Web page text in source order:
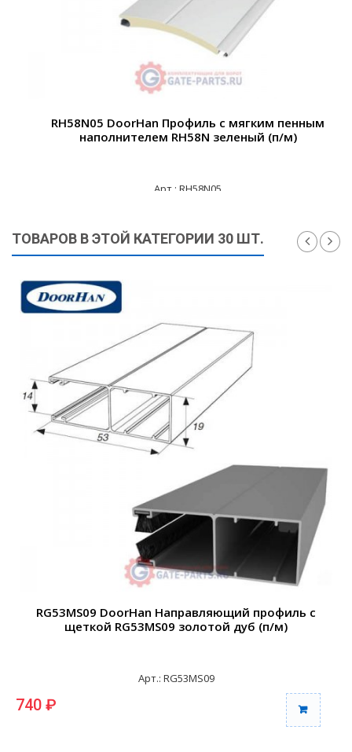
RH58N05 DoorHan Профиль с мягким пенным
наполнителем RH58N зеленый (п/м)
Арт.: RH58N05
ТОВАРОВ В ЭТОЙ КАТЕГОРИИ 30 ШТ.
RG53MS09 DoorHan Направляющий профиль с
щеткой RG53MS09 золотой дуб (п/м)
Арт.: RG53MS09
740 ₽